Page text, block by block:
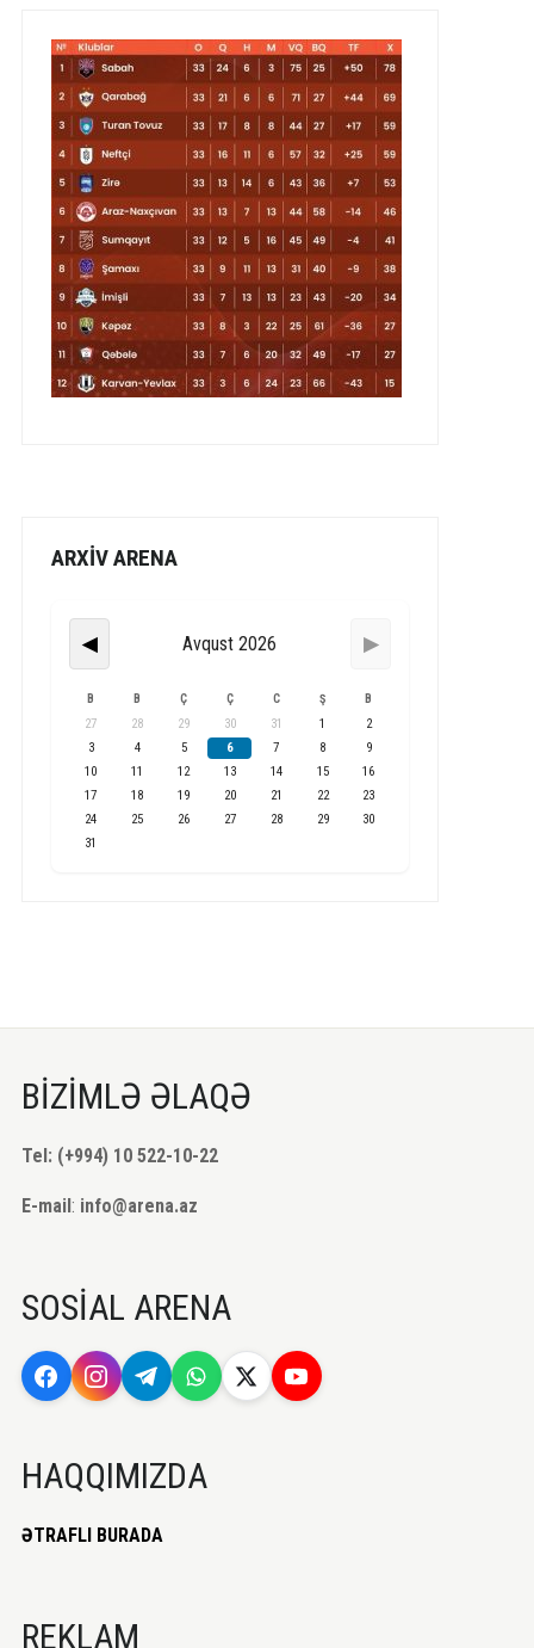
ARXİV ARENA
◀ Avqust 2026 ▶
B B Ç Ç C Ş B
27 28 29 30 31 1
2
3
4 5 6 7 8
9
10
11 12 13 14 15
16
17
18 19 20 21 22
23
24
25 26 27 28 29
30
31
BİZİMLƏ ƏLAQƏ
Tel: (+994) 10 522-10-22
E-mail : info@arena.az
SOSİAL ARENA
HAQQIMIZDA
ƏTRAFLI BURADA
REKLAM